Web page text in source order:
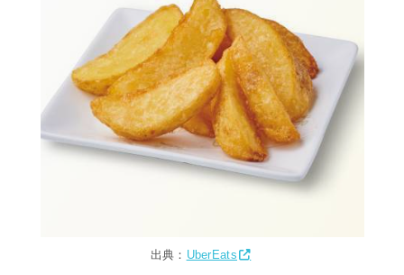
出典： UberEats